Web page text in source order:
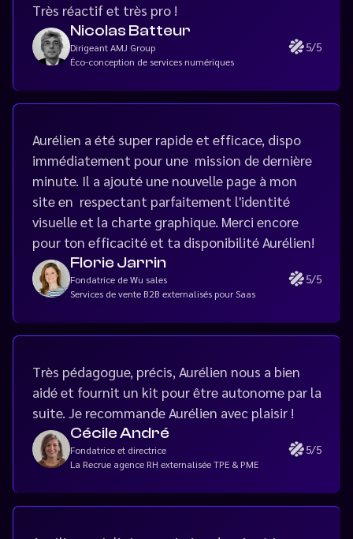
Très réactif et très pro !
Nicolas Batteur
Dirigeant AMJ Group
Éco-conception de services numériques
5/5
Aurélien a été super rapide et efficace, dispo
immédiatement pour une mission de dernière
minute. Il a ajouté une nouvelle page à mon
site en respectant parfaitement l'identité
visuelle et la charte graphique. Merci encore
pour ton efficacité et ta disponibilité Aurélien!
Florie Jarrin
Fondatrice de Wu sales
Services de vente B2B externalisés pour Saas
5/5
Très pédagogue, précis, Aurélien nous a bien
aidé et fournit un kit pour être autonome par la
suite. Je recommande Aurélien avec plaisir !
Cécile André
Fondatrice et directrice
La Recrue agence RH externalisée TPE & PME
5/5